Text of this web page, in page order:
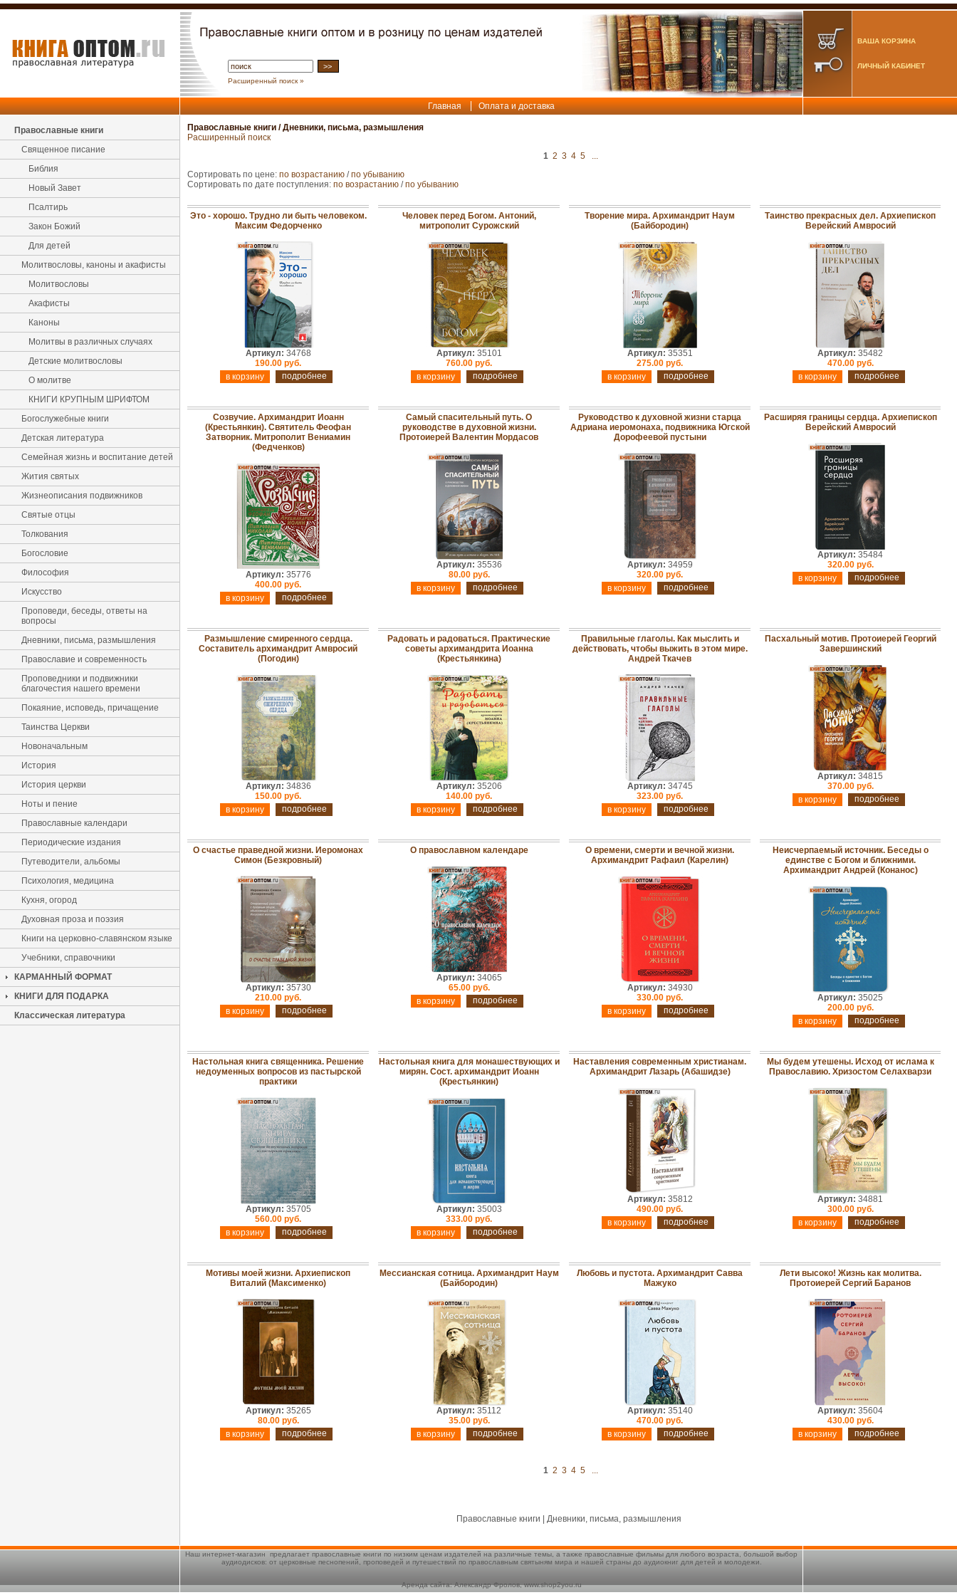
Расширенный поиск »
ВАША КОРЗИНА
ЛИЧНЫЙ КАБИНЕТ
Главная Оплата и доставка
Православные книги
Священное писание
Библия
Новый Завет
Псалтирь
Закон Божий
Для детей
Молитвословы, каноны и акафисты
Молитвословы
Акафисты
Каноны
Молитвы в различных случаях
Детские молитвословы
О молитве
КНИГИ КРУПНЫМ ШРИФТОМ
Богослужебные книги
Детская литература
Семейная жизнь и воспитание детей
Жития святых
Жизнеописания подвижников
Святые отцы
Толкования
Богословие
Философия
Искусство
Проповеди, беседы, ответы на
вопросы
Дневники, письма, размышления
Православие и современность
Проповедники и подвижники
благочестия нашего времени
Покаяние, исповедь, причащение
Таинства Церкви
Новоначальным
История
История церкви
Ноты и пение
Православные календари
Периодические издания
Путеводители, альбомы
Психология, медицина
Кухня, огород
Духовная проза и поэзия
Книги на церковно-славянском языке
Учебники, справочники
КАРМАННЫЙ ФОРМАТ
КНИГИ ДЛЯ ПОДАРКА
Классическая литература
Православные книги /Дневники, письма, размышления
Расширенный поиск
1 2 3 4 5
...
Сортировать по цене: по возрастанию /по убыванию
Сортировать по дате поступления: по возрастанию /по убыванию
Это - хорошо. Трудно ли быть человеком.
Максим Федорченко
Артикул: 34768
190.00 руб.
подробнее
Человек перед Богом. Антоний,
митрополит Сурожский
Артикул: 35101
760.00 руб.
подробнее
Творение мира. Архимандрит Наум
(Байбородин)
Артикул: 35351
275.00 руб.
подробнее
Таинство прекрасных дел. Архиепископ
Верейский Амвросий
Артикул: 35482
470.00 руб.
подробнее
Созвучие. Архимандрит Иоанн
(Крестьянкин). Святитель Феофан
Затворник. Митрополит Вениамин
(Федченков)
Артикул: 35776
400.00 руб.
подробнее
Самый спасительный путь. О
руководстве в духовной жизни.
Протоиерей Валентин Мордасов
Артикул: 35536
80.00 руб.
подробнее
Руководство к духовной жизни старца
Адриана иеромонаха, подвижника Югской
Дорофеевой пустыни
Артикул: 34959
320.00 руб.
подробнее
Расширяя границы сердца. Архиепископ
Верейский Амвросий
Артикул: 35484
320.00 руб.
подробнее
Размышление смиренного сердца.
Составитель архимандрит Амвросий
(Погодин)
Артикул: 34836
150.00 руб.
подробнее
Радовать и радоваться. Практические
советы архимандрита Иоанна
(Крестьянкина)
Артикул: 35206
140.00 руб.
подробнее
Правильные глаголы. Как мыслить и
действовать, чтобы выжить в этом мире.
Андрей Ткачев
Артикул: 34745
323.00 руб.
подробнее
Пасхальный мотив. Протоиерей Георгий
Завершинский
Артикул: 34815
370.00 руб.
подробнее
О счастье праведной жизни. Иеромонах
Симон (Безкровный)
Артикул: 35730
210.00 руб.
подробнее
О православном календаре
Артикул: 34065
65.00 руб.
подробнее
О времени, смерти и вечной жизни.
Архимандрит Рафаил (Карелин)
Артикул: 34930
330.00 руб.
подробнее
Неисчерпаемый источник. Беседы о
единстве с Богом и ближними.
Архимандрит Андрей (Конанос)
Артикул: 35025
200.00 руб.
подробнее
Настольная книга священника. Решение
недоуменных вопросов из пастырской
практики
Артикул: 35705
560.00 руб.
подробнее
Настольная книга для монашествующих и
мирян. Сост. архимандрит Иоанн
(Крестьянкин)
Артикул: 35003
333.00 руб.
подробнее
Наставления современным христианам.
Архимандрит Лазарь (Абашидзе)
Артикул: 35812
490.00 руб.
подробнее
Мы будем утешены. Исход от ислама к
Православию. Хризостом Селахварзи
Артикул: 34881
300.00 руб.
подробнее
Мотивы моей жизни. Архиепископ
Виталий (Максименко)
Артикул: 35265
80.00 руб.
подробнее
Мессианская сотница. Архимандрит Наум
(Байбородин)
Артикул: 35112
35.00 руб.
подробнее
Любовь и пустота. Архимандрит Савва
Мажуко
Артикул: 35140
470.00 руб.
подробнее
Лети высоко! Жизнь как молитва.
Протоиерей Сергий Баранов
Артикул: 35604
430.00 руб.
подробнее
1 2 3 4 5 ...
Православные книги | Дневники, письма, размышления
Наш интернет-магазин предлагает православные книги по низким ценам издателей на различные темы, а также православные фильмы для любого возраста, большой выбор
аудиодисков: от церковные песнопений, проповедей и путешествий по православным святыням мира и нашей страны до аудиокниг для детей и молодежи.
Аренда сайта: Александр Фролов, www.shop2you.ru